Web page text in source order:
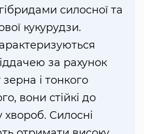
силосної та
кукурудзи.
за рахунок
і тонкого
вони стійкі до
хвороб. Силосні